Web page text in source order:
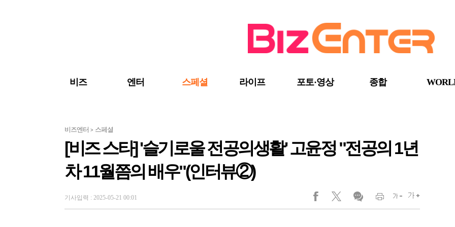
비즈 엔터 스페셜 라이프 포토·영상 종합
비즈엔터 > 스페셜
[비즈 스타] '슬기로울 전공의생활' 고윤정 "전공의 1년
차 11월쯤의 배우"(인터뷰②)
기사입력 : 2025-05-21 00:01